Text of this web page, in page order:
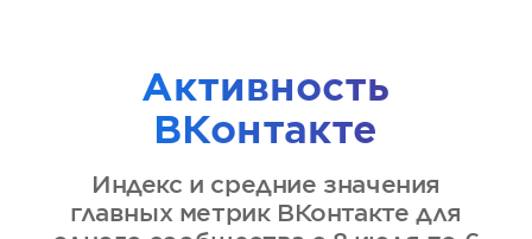
Активность
ВКонтакте
Индекс и средние значения
главных метрик ВКонтакте для